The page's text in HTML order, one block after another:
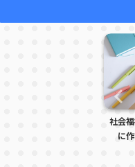
福祉士の実習計画は何のため